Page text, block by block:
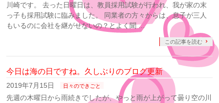
川崎です。 去った日曜日は、教員採用試験が行われ、我が家の末
っ子も採用試験に臨みました。 同業者の方々からは、息子が三人
もいるのに会社を継がせないの？とよく聞 …
この記事を読む
今日は海の日ですね。久しぶりのブログ更新
2019年7月15日 日々のできごと
先週の木曜日から雨続きでしたが、やっと雨が上がって曇り空の川